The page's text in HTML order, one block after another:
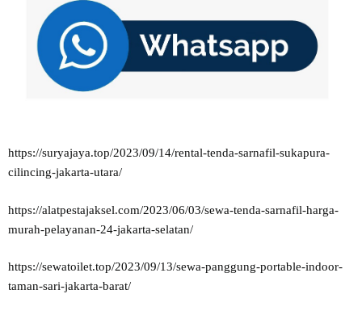
https://suryajaya.top/2023/09/14/rental-tenda-sarnafil-sukapura-
cilincing-jakarta-utara/
https://alatpestajaksel.com/2023/06/03/sewa-tenda-sarnafil-harga-
murah-pelayanan-24-jakarta-selatan/
https://sewatoilet.top/2023/09/13/sewa-panggung-portable-indoor-
taman-sari-jakarta-barat/